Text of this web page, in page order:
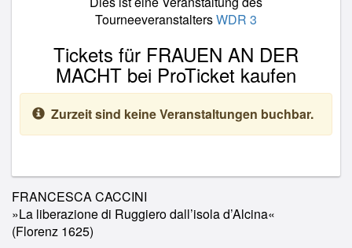
TourneeveranstaltersWDR 3
Tickets für FRAUEN AN DER
MACHT bei ProTicket kaufen
Zurzeit sind keine Veranstaltungen buchbar.
FRANCESCA CACCINI
»La liberazione di Ruggiero dall’isola d’Alcina«
(Florenz 1625)